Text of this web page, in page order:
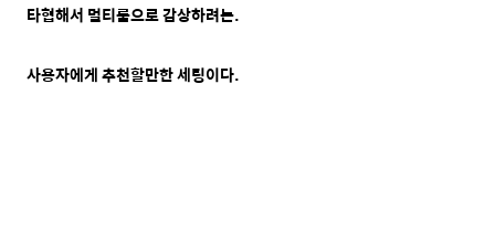
타협해서 멀티룸으로감상하려는.
사용자에게추천할만한 세팅이다.